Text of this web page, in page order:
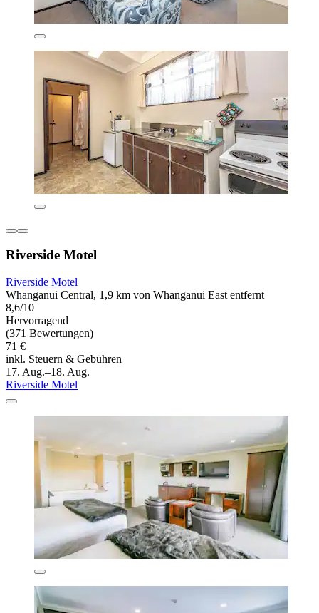
Riverside Motel
Riverside Motel
Whanganui Central, 1,9 km von Whanganui East entfernt
8,6/10
Hervorragend
(371 Bewertungen)
71 €
inkl. Steuern & Gebühren
17. Aug.–18. Aug.
Riverside Motel